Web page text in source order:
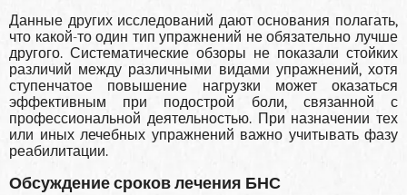
Данные других исследований дают основания полагать,
что какой-то один тип упражнений не обязательно лучше
другого. Системати­ческие обзоры не показали стойких
различий между различными видами упражнений, хотя
ступенчатое повышение нагрузки может оказать­ся
эффективным при подострой боли, связанной с
профессиональной деятельностью. При назначении тех
или иных лечебных упраж­нений важно учитывать фазу
реабилитации.
Обсуждение сроков лечения БНС